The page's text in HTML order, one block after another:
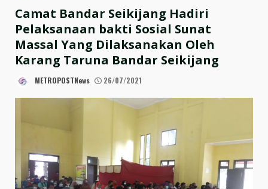
Camat Bandar Seikijang Hadiri
Pelaksanaan bakti Sosial Sunat
Massal Yang Dilaksanakan Oleh
Karang Taruna Bandar Seikijang
METROPOSTNews 26/07/2021